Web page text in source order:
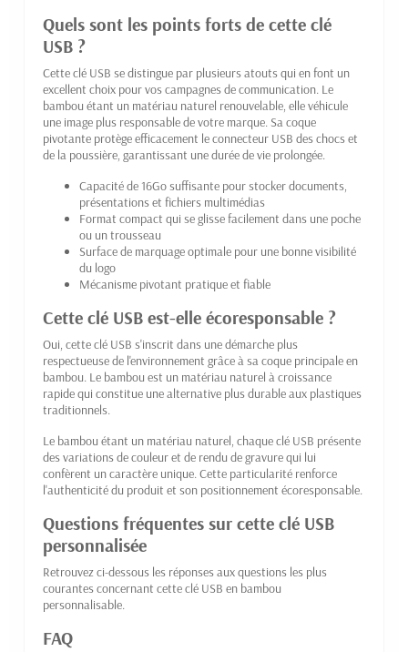
Quels sont les points forts de cette clé
USB ?
Cette clé USB se distingue par plusieurs atouts qui en font un
excellent choix pour vos campagnes de communication. Le
bambou étant un matériau naturel renouvelable, elle véhicule
une image plus responsable de votre marque. Sa coque
pivotante protège efficacement le connecteur USB des chocs et
de la poussière, garantissant une durée de vie prolongée.
Capacité de 16Go suffisante pour stocker documents,
présentations et fichiers multimédias
Format compact qui se glisse facilement dans une poche
ou un trousseau
Surface de marquage optimale pour une bonne visibilité
du logo
Mécanisme pivotant pratique et fiable
Cette clé USB est-elle écoresponsable ?
Oui, cette clé USB s'inscrit dans une démarche plus
respectueuse de l'environnement grâce à sa coque principale en
bambou. Le bambou est un matériau naturel à croissance
rapide qui constitue une alternative plus durable aux plastiques
traditionnels.
Le bambou étant un matériau naturel, chaque clé USB présente
des variations de couleur et de rendu de gravure qui lui
confèrent un caractère unique. Cette particularité renforce
l'authenticité du produit et son positionnement écoresponsable.
Questions fréquentes sur cette clé USB
personnalisée
Retrouvez ci-dessous les réponses aux questions les plus
courantes concernant cette clé USB en bambou
personnalisable.
FAQ